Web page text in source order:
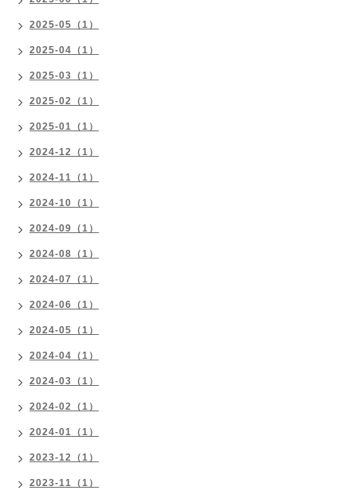
2025-05（1）
2025-04（1）
2025-03（1）
2025-02（1）
2025-01（1）
2024-12（1）
2024-11（1）
2024-10（1）
2024-09（1）
2024-08（1）
2024-07（1）
2024-06（1）
2024-05（1）
2024-04（1）
2024-03（1）
2024-02（1）
2024-01（1）
2023-12（1）
2023-11（1）